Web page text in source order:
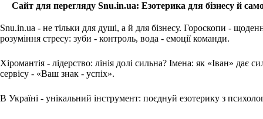
Сайт для перегляду Snu.in.ua: Езотерика для бізнесу й
Snu.in.ua - не тільки для душі, а й для бізнесу. Гороскопи -
розуміння стресу: зуби - контроль, вода - емоції команди.
Хіромантія - лідерство: лінія долі сильна? Імена: як «Іван» дає
сервісу - «Ваш знак - успіх».
В Україні - унікальний інструмент: поєднуй езотерику з